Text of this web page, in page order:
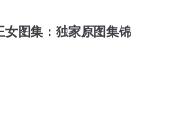
女图集：独家原图集锦